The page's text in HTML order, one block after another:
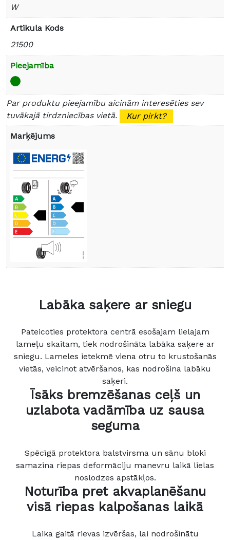
W
Artikula Kods
21500
Pieejamība
Par produktu pieejamību aicinām interesēties sev
tuvākajā tirdzniecības vietā.
Kur pirkt?
Marķējums
Labāka saķere ar sniegu
Pateicoties protektora centrā esošajam lielajam
lameļu skaitam, tiek nodrošināta labāka saķere ar
sniegu. Lameles ietekmē viena otru to krustošanās
vietās, veicinot atvēršanos, kas nodrošina labāku
saķeri.
Īsāks bremzēšanas ceļš un
uzlabota vadāmība uz sausa
seguma
Spēcīgā protektora balstvirsma un sānu bloki
samazina riepas deformāciju manevru laikā lielas
noslodzes apstākļos.
Noturība pret akvaplanēšanu
visā riepas kalpošanas laikā
Laika gaitā rievas izvēršas, lai nodrošinātu